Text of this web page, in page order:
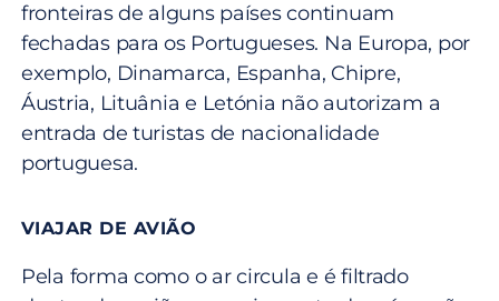
fronteiras de alguns países continuam
fechadas para os Portugueses. Na Europa, por
exemplo, Dinamarca, Espanha, Chipre,
Áustria, Lituânia e Letónia não autorizam a
entrada de turistas de nacionalidade
portuguesa.
VIAJAR DE AVIÃO
Pela forma como o ar circula e é filtrado